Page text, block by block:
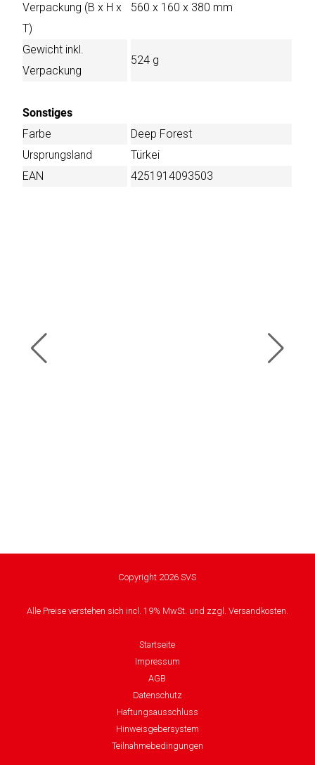
Verpackung (B x H x
T)
560 x 160 x 380 mm
Gewicht inkl.
Verpackung
524 g
Sonstiges
Farbe
Deep Forest
Ursprungsland
Türkei
EAN
4251914093503
Copyright 2026 SVS
Alle Preise verstehen sich incl. 19% MwSt. und zzgl. Versandkosten.
Startseite
Impressum
AGB
Datenschutz
Haftungsausschluss
Hinweisgebersystem
Teilnahmebedingungen